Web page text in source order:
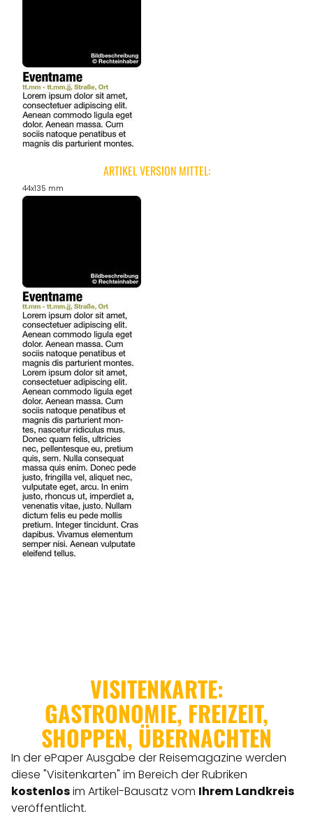
ARTIKEL VERSION MITTEL:
44x135 mm
VISITENKARTE:
GASTRONOMIE, FREIZEIT,
SHOPPEN, ÜBERNACHTEN
In der ePaper Ausgabe der Reisemagazine werden
diese "Visitenkarten" im Bereich der Rubriken
kostenlosim Artikel-Bausatz vom Ihrem Landkreis
veröffentlicht.